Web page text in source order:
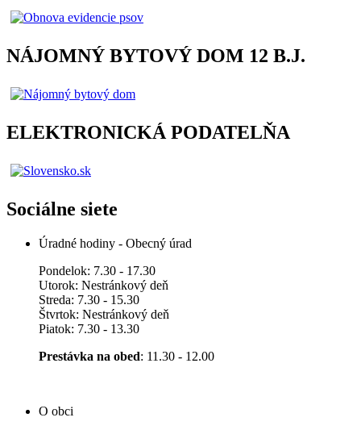
NÁJOMNÝ BYTOVÝ DOM 12 B.J.
ELEKTRONICKÁ PODATELŇA
Sociálne siete
Úradné hodiny - Obecný úrad
Pondelok: 7.30 - 17.30
Utorok: Nestránkový deň
Streda: 7.30 - 15.30
Štvrtok: Nestránkový deň
Piatok: 7.30 - 13.30
Prestávka na obed: 11.30 - 12.00
O obci